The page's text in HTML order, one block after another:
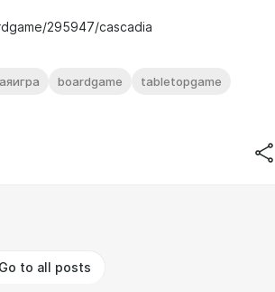
295947/cascadia
boardgame
tabletopgame
Go to all posts